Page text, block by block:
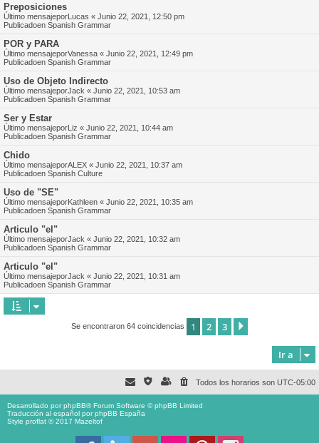
Preposiciones
Último mensajeporLucas « Junio 22, 2021, 12:50 pm
Publicadoen Spanish Grammar
POR y PARA
Último mensajeporVanessa « Junio 22, 2021, 12:49 pm
Publicadoen Spanish Grammar
Uso de Objeto Indirecto
Último mensajeporJack « Junio 22, 2021, 10:53 am
Publicadoen Spanish Grammar
Ser y Estar
Último mensajeporLiz « Junio 22, 2021, 10:44 am
Publicadoen Spanish Grammar
Chido
Último mensajeporALEX « Junio 22, 2021, 10:37 am
Publicadoen Spanish Culture
Uso de "SE"
Último mensajeporKathleen « Junio 22, 2021, 10:35 am
Publicadoen Spanish Grammar
Articulo "el"
Último mensajeporJack « Junio 22, 2021, 10:32 am
Publicadoen Spanish Grammar
Articulo "el"
Último mensajeporJack « Junio 22, 2021, 10:31 am
Publicadoen Spanish Grammar
Se encontraron 64 coincidencias 1 2 3
Ir a
Todos los horarios son UTC-05:00
Desarrollado porphpBB® Forum Software © phpBB Limited
Traducción al español porphpBB España
Style proflat © 2017 Mazeltof